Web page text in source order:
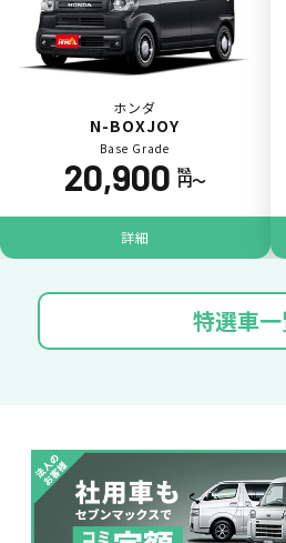
ポイントが
カーリース料金をカードで
イントが貯まります。
ホンダ
N-BOXJOY
Base Grade
20,900 税込
円〜
詳細
特選車